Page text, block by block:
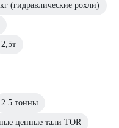
(гидравлические рохли)
2,5т
2.5 тонны
цепные тали TOR